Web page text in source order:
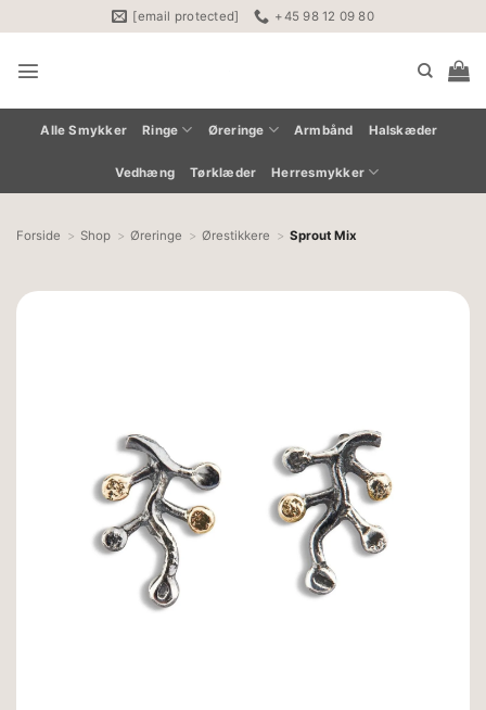
til
indhold
[email protected] +45 98 12 09 80
Alle Smykker Ringe Øreringe Armbånd Halskæder
Vedhæng Tørklæder Herresmykker
Forside Shop Øreringe Ørestikkere Sprout Mix